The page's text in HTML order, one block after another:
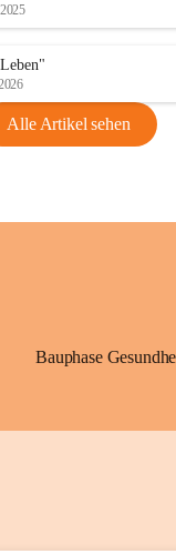
Alle Artikel sehen
Bauphase